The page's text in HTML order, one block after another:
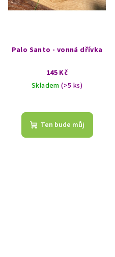
Palo Santo - vonná dřívka
145 Kč
Skladem(>5 ks)
hodnocení
produktu
Ten bude můj